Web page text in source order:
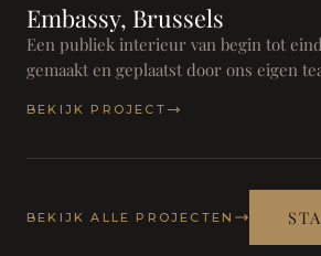
Embassy, Brussels
Een publiek interieur van begin tot
gemaakt en geplaatst door ons eigen
BEKIJK PROJECT
BEKIJK ALLE PROJECTEN